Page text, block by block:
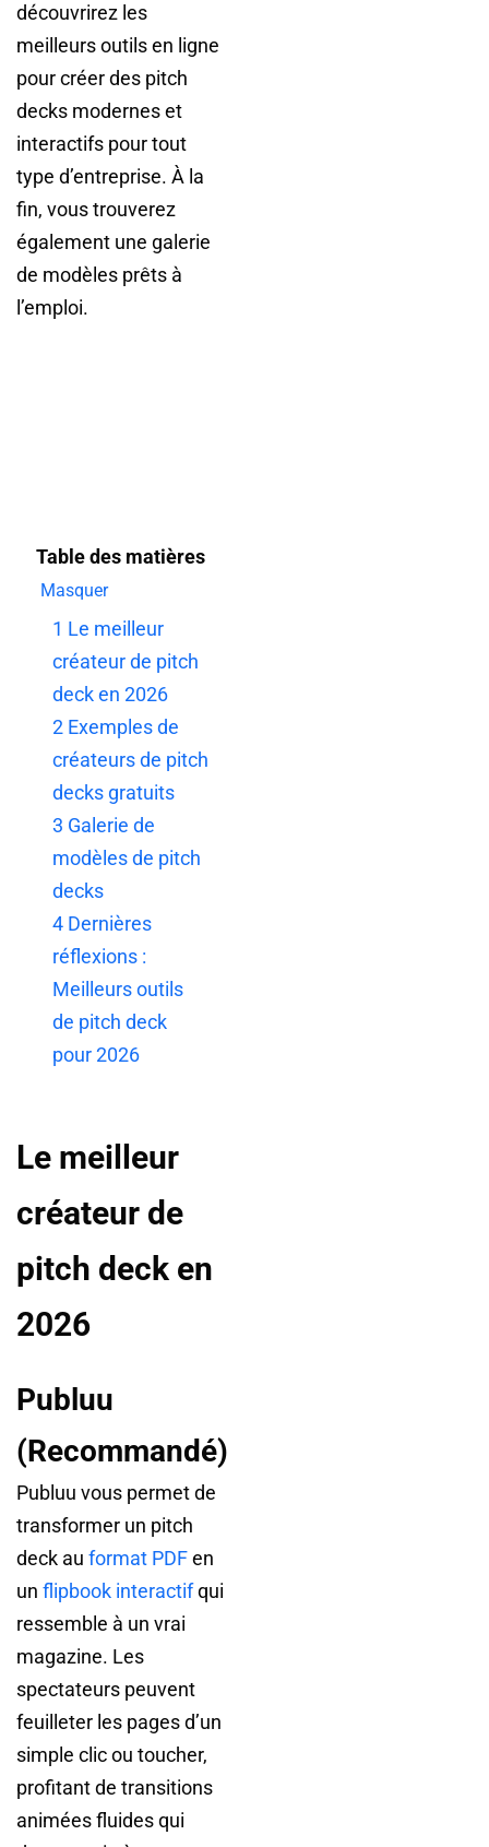
découvrirez les
meilleurs outils en ligne
pour créer des pitch
decks modernes et
interactifs pour tout
type d’entreprise. À la
fin, vous trouverez
également une galerie
de modèles prêts à
l’emploi.
Table des matières
Masquer
1 Le meilleur
créateur de pitch
deck en 2026
2 Exemples de
créateurs de pitch
decks gratuits
3 Galerie de
modèles de pitch
decks
4 Dernières
réflexions :
Meilleurs outils
de pitch deck
pour 2026
Le meilleur
créateur de
pitch deck en
2026
Publuu
(Recommandé)
Publuu vous permet de
transformer un pitch
deck au format PDFen
un flipbook interactifqui
ressemble à un vrai
magazine. Les
spectateurs peuvent
feuilleter les pages d’un
simple clic ou toucher,
profitant de transitions
animées fluides qui